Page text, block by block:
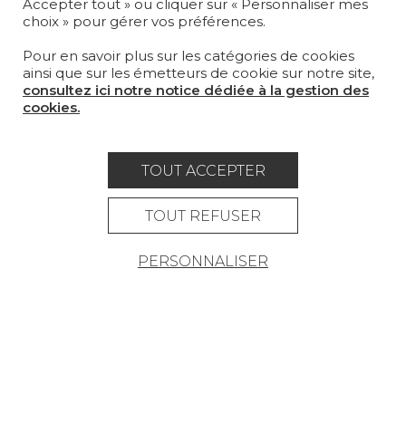
SUR-MESURE
MAGAZINE
LA MAISON
Accepter tout » ou cliquer sur « Personnaliser mes
choix » pour gérer vos préférences.
Pour en savoir plus sur les catégories de cookies
ainsi que sur les émetteurs de cookie sur notre site,
consultez ici notre notice dédiée à la gestion des
cookies.
TOUT ACCEPTER
TOUT REFUSER
PERSONNALISER